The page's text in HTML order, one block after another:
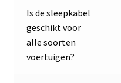
Is de sleepkabel
geschikt voor
alle soorten
voertuigen?